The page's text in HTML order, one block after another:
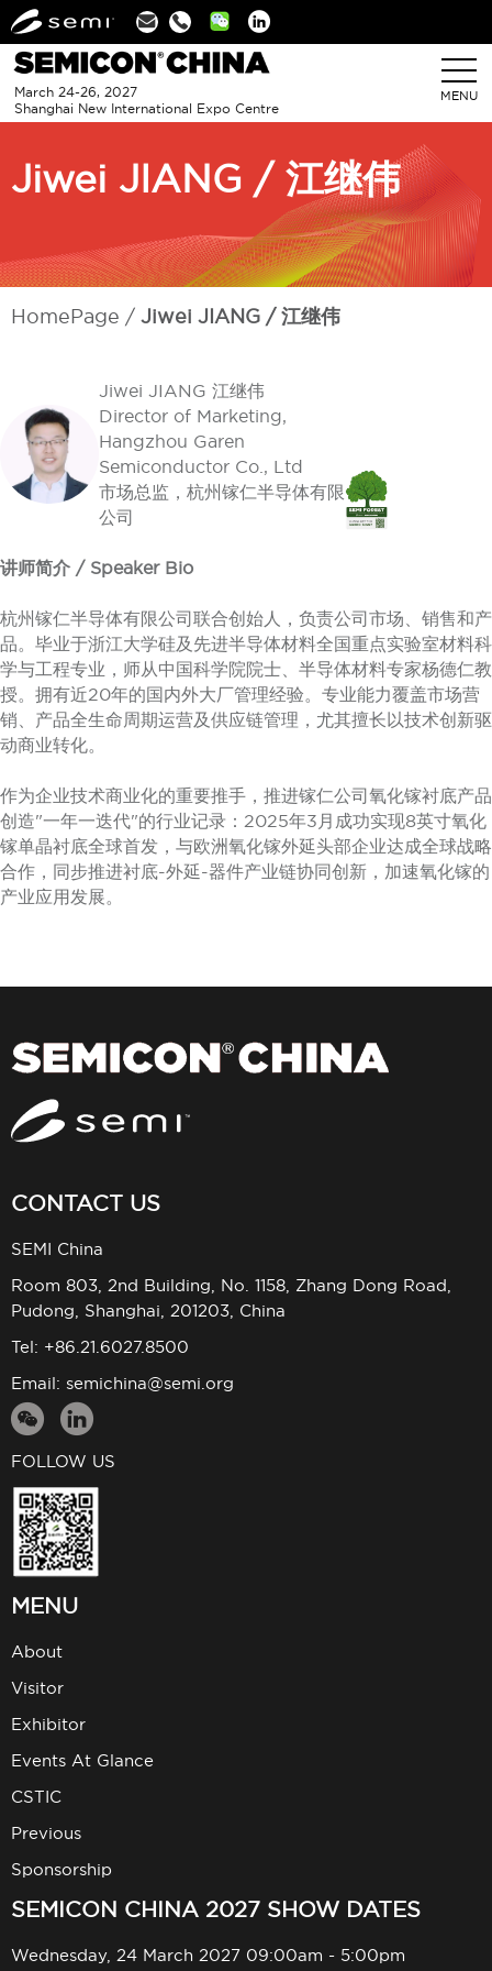
Linkedin
March 24-26, 2027
Shanghai New International Expo Centre
MENU
Jiwei JIANG / 江继伟
HomePage Jiwei JIANG / 江继伟
Jiwei JIANG 江继伟
Director of Marketing,
Hangzhou Garen
Semiconductor Co., Ltd
市场总监，杭州镓仁半导体有限
公司
讲师简介 / Speaker Bio
杭州镓仁半导体有限公司联合创始人，负责公司市场、销售和产
品。毕业于浙江大学硅及先进半导体材料全国重点实验室材料科
学与工程专业，师从中国科学院院士、半导体材料专家杨德仁教
授。拥有近20年的国内外大厂管理经验。专业能力覆盖市场营
销、产品全生命周期运营及供应链管理，尤其擅长以技术创新驱
动商业转化。
作为企业技术商业化的重要推手，推进镓仁公司氧化镓衬底产品
创造"一年一迭代"的行业记录：2025年3月成功实现8英寸氧化
镓单晶衬底全球首发，与欧洲氧化镓外延头部企业达成全球战略
合作，同步推进衬底-外延-器件产业链协同创新，加速氧化镓的
产业应用发展。
CONTACT US
SEMI China
Room 803, 2nd Building, No. 1158, Zhang Dong Road,
Pudong, Shanghai, 201203, China
Tel: +86.21.6027.8500
Email: semichina@semi.org
FOLLOW US
MENU
About
Visitor
Exhibitor
Events At Glance
CSTIC
Previous
Sponsorship
SEMICON CHINA 2027 SHOW DATES
Wednesday, 24 March 2027 09:00am - 5:00pm